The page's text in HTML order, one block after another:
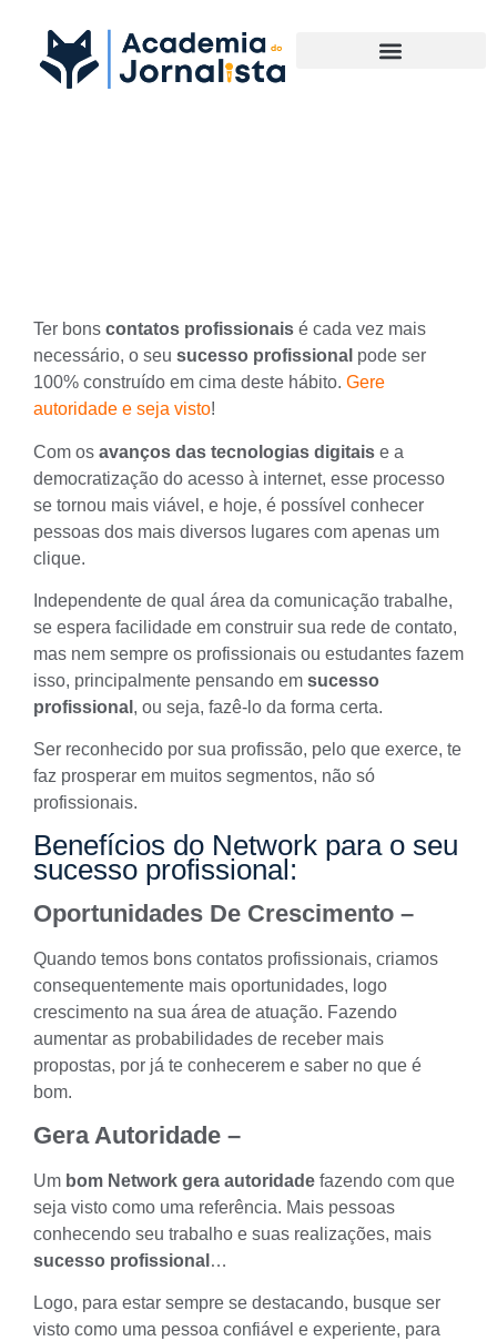
Ter bons contatos profissionais é cada vez mais
necessário, o seu sucesso profissional pode ser
100% construído em cima deste hábito. Gere
autoridade e seja visto!
Com os avanços das tecnologias digitais e a
democratização do acesso à internet, esse processo
se tornou mais viável, e hoje, é possível conhecer
pessoas dos mais diversos lugares com apenas um
clique.
Independente de qual área da comunicação trabalhe,
se espera facilidade em construir sua rede de contato,
mas nem sempre os profissionais ou estudantes fazem
isso, principalmente pensando em sucesso
profissional , ou seja, fazê-lo da forma certa.
Ser reconhecido por sua profissão, pelo que exerce, te
faz prosperar em muitos segmentos, não só
profissionais.
Benefícios do Network para o seu
sucesso profissional:
Oportunidades De Crescimento –
Quando temos bons contatos profissionais, criamos
consequentemente mais oportunidades, logo
crescimento na sua área de atuação. Fazendo
aumentar as probabilidades de receber mais
propostas, por já te conhecerem e saber no que é
bom.
Gera Autoridade –
Um bom Network gera autoridade fazendo com que
seja visto como uma referência. Mais pessoas
conhecendo seu trabalho e suas realizações, mais
sucesso profissional …
Logo, para estar sempre se destacando, busque ser
visto como uma pessoa confiável e experiente, para